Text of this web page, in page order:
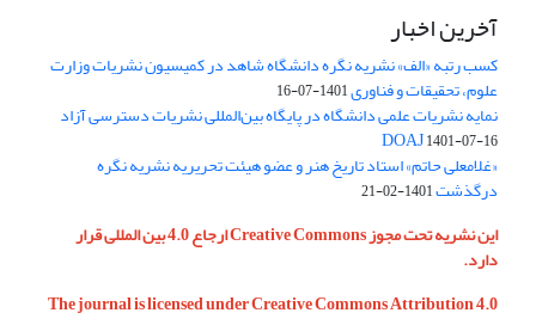
آخرین اخبار
کسب رتبه «الف» نشریه نگره دانشگاه شاهد در کمیسیون نشریات وزارت
علوم، تحقیقات و فناوری1401-07-16
نمایه نشریات علمی دانشگاه در پایگاه بین‌المللی نشریات دسترسی آزاد
DOAJ1401-07-16
«غلامعلی حاتم» استاد تاریخ هنر و عضو هیئت تحریریه نشریه نگره
درگذشت1401-02-21
این نشریه تحت مجوز Creative Commons ارجاع 4.0 بین المللی قرار
دارد.
The journal is licensed under Creative Commons Attribution 4.0